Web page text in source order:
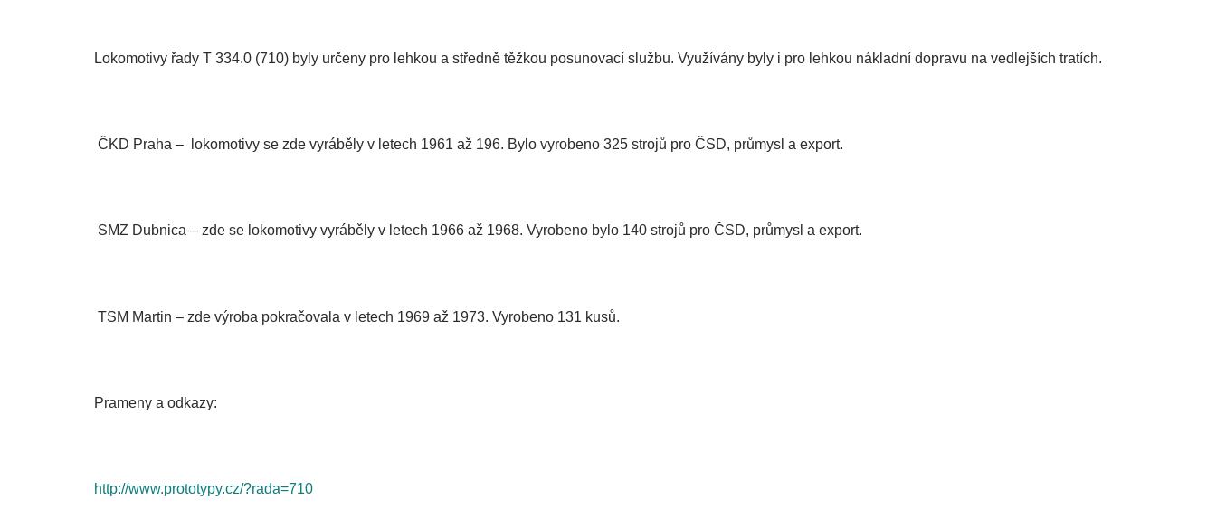
Lokomotivy řady T 334.0 (710) byly určeny pro lehkou a středně těžkou posunovací službu. Využívány byly i pro lehkou nákladní dopravu na vedlejších tratích.
ČKD Praha – lokomotivy se zde vyráběly v letech 1961 až 196. Bylo vyrobeno 325 strojů pro ČSD, průmysl a export.
SMZ Dubnica – zde se lokomotivy vyráběly v letech 1966 až 1968. Vyrobeno bylo 140 strojů pro ČSD, průmysl a export.
TSM Martin – zde výroba pokračovala v letech 1969 až 1973. Vyrobeno 131 kusů.
Prameny a odkazy:
http://www.prototypy.cz/?rada=710